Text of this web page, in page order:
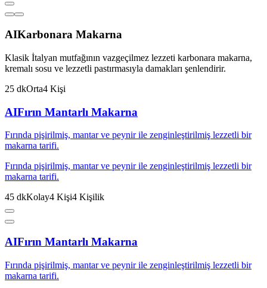
AIKarbonara Makarna
Klasik İtalyan mutfağının vazgeçilmez lezzeti karbonara makarna,
kremalı sosu ve lezzetli pastırmasıyla damakları şenlendirir.
25 dkOrta4 Kişi
AIFırın Mantarlı Makarna
Fırında pişirilmiş, mantar ve peynir ile zenginleştirilmiş lezzetli bir
makarna tarifi.
Fırında pişirilmiş, mantar ve peynir ile zenginleştirilmiş lezzetli bir
makarna tarifi.
45 dkKolay4 Kişi4 Kişilik
AIFırın Mantarlı Makarna
Fırında pişirilmiş, mantar ve peynir ile zenginleştirilmiş lezzetli bir
makarna tarifi.